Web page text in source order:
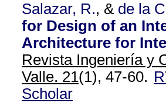
Salazar, R., & de la
for Design of an
Architecture for
Revista Ingeniería y
Valle. 21(1), 47-60.
Scholar